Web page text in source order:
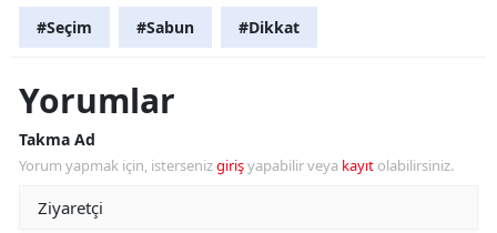
#Seçim #Sabun #Dikkat
Yorumlar
Takma Ad
Yorum yapmak için, istersenizgirişyapabilir veya kayıt olabilirsiniz.